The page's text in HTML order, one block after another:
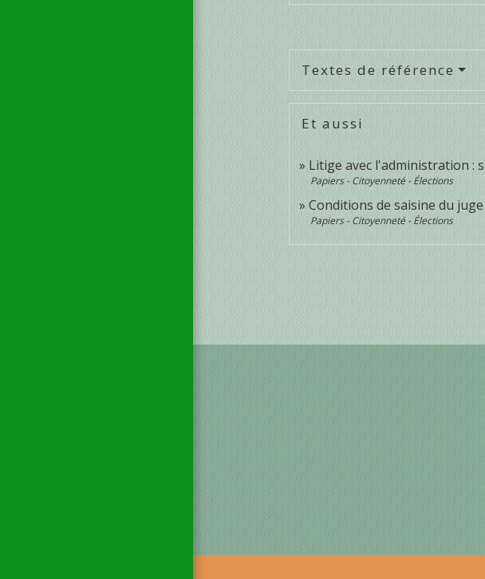
Textes de référence
Et aussi
Litige avec l'administration :
Papiers - Citoyenneté - Élections
Conditions de saisine du
Papiers - Citoyenneté - Élections